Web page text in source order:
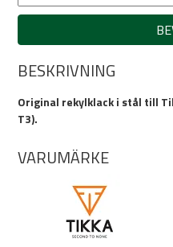
BESKRIVNING
Original rekylklack i stål till
T3).
VARUMÄRKE